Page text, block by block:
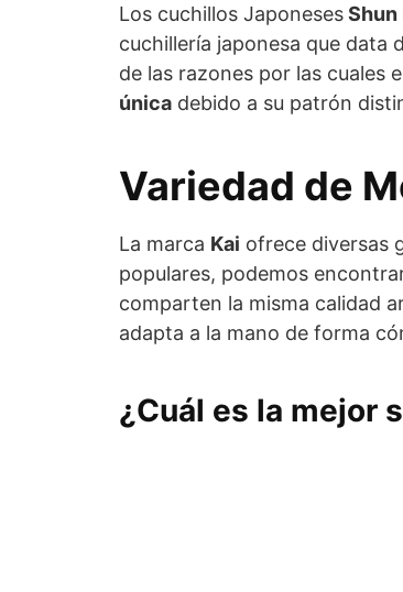
Los cuchillos JaponesesShun
cuchillería japonesa que data
de las razones por las cuales
única debido a su patrón
Variedad de
La marca Kai ofrece diversas
populares, podemos
comparten la misma calidad
adapta a la mano de forma
¿Cuál es la mejor